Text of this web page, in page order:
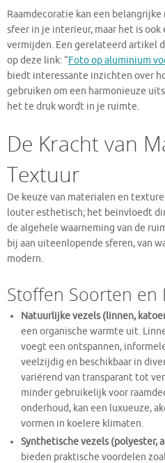
Raamdecoratie kan een
sfeer in je interieur, maar het is
vermijden. Een gerelateerd artikel
op deze link: “Foto op aluminium
biedt interessante inzichten over
gebruiken om een harmonieuze
het te druk wordt in je ruimte.
De Kracht van
Textuur
De keuze van materialen en
louter esthetisch; het beïnvloedt
de algehele waarneming van de
bij aan uiteenlopende sferen, van
modern.
Stoffen Soorten en
Natuurlijke vezels (linnen,
een organische warmte uit.
voegt een ontspannen,
veelzijdig en beschikbaar in
variërend van transparant tot
minder gebruikelijk voor
onderhoud, kan een luxueuze,
vormen in koelere klimaten.
Synthetische vezels (polyester,
bieden praktische voordelen